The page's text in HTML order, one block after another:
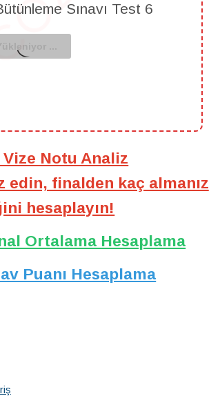
Sınavı Test 6
Vize Notu Analiz
edin, finalden kaç almanız
hesaplayın!
Ortalama Hesaplama
Puanı Hesaplama